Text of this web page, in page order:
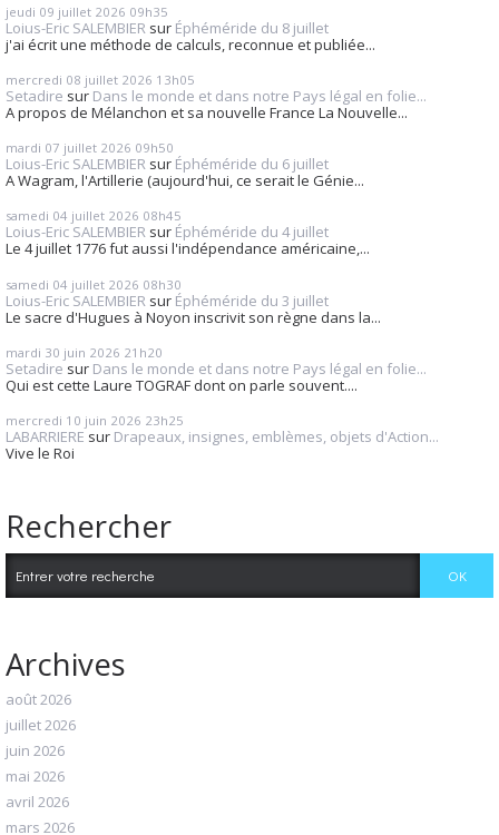
jeudi 09 juillet 2026 09h35
Loius-Eric SALEMBIER sur Éphéméride du 8 juillet
j'ai écrit une méthode de calculs, reconnue et publiée...
mercredi 08 juillet 2026 13h05
Setadire sur Dans le monde et dans notre Pays légal en folie...
A propos de Mélanchon et sa nouvelle France La Nouvelle...
mardi 07 juillet 2026 09h50
Loius-Eric SALEMBIER sur Éphéméride du 6 juillet
A Wagram, l'Artillerie (aujourd'hui, ce serait le Génie...
samedi 04 juillet 2026 08h45
Loius-Eric SALEMBIER sur Éphéméride du 4 juillet
Le 4 juillet 1776 fut aussi l'indépendance américaine,...
samedi 04 juillet 2026 08h30
Loius-Eric SALEMBIER sur Éphéméride du 3 juillet
Le sacre d'Hugues à Noyon inscrivit son règne dans la...
mardi 30 juin 2026 21h20
Setadire sur Dans le monde et dans notre Pays légal en folie...
Qui est cette Laure TOGRAF dont on parle souvent....
mercredi 10 juin 2026 23h25
LABARRIERE sur Drapeaux, insignes, emblèmes, objets d'Action...
Vive le Roi
Rechercher
Archives
août 2026
juillet 2026
juin 2026
mai 2026
avril 2026
mars 2026